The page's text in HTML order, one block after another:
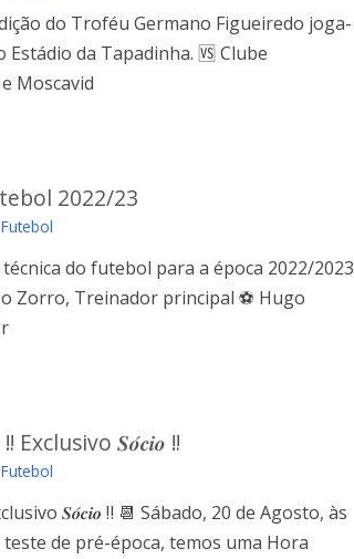
do Troféu Germano Figueiredo joga-
Estádio da Tapadinha. 🆚 Clube
Moscavid
2022/23
Futebol
do futebol para a época 2022/2023
Zorro, Treinador principal ⚽️ Hugo
𝑺𝒐́𝒄𝒊𝒐 ‼️
Futebol
𝑺𝒐́𝒄𝒊𝒐 ‼️ 📆 Sábado, 20 de Agosto, às
de pré-época, temos uma Hora